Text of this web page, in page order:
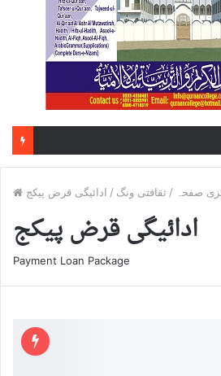
صفحہ / ثقافتی ونگ / ادائیگی قرض پیکج
ادائیگی قرض پیکج
Payment Loan Package